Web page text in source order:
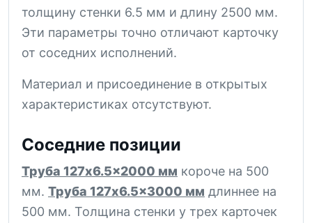
толщину стенки 6.5 мм и длину 2500 мм.
Эти параметры точно отличают карточку
от соседних исполнений.
Материал и присоединение в открытых
характеристиках отсутствуют.
Соседние позиции
Труба 127x6.5x2000 мм короче на 500
мм. Труба 127x6.5x3000 мм длиннее на
500 мм. Толщина стенки у трех карточек